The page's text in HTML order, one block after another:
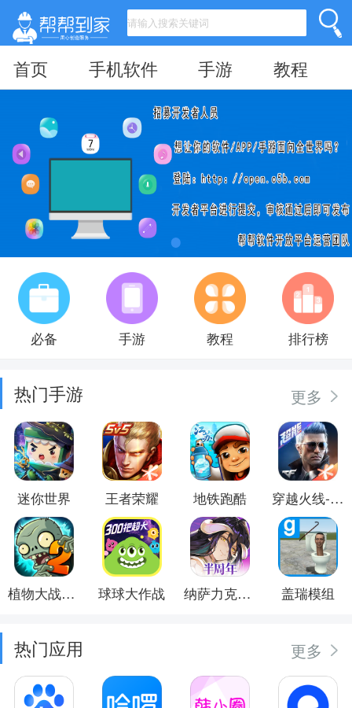
首页 手机软件 手游 教程
必备 手游 教程 排行榜
热门手游 更多
迷你世界 王者荣耀 地铁跑酷 穿越火线-枪战王者
植物大战僵尸2 球球大作战 纳萨力克之王 盖瑞模组
热门应用 更多